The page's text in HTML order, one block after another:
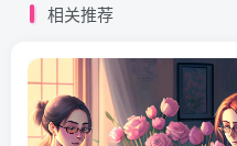
相关推荐